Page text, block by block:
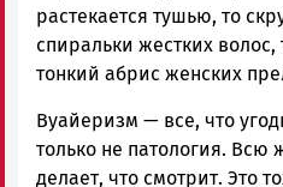
растекается тушью, то
спиральки жестких
тонкий абрис женских
Вуайеризм — все, что
только не патология. Всю
делает, что смотрит. Это